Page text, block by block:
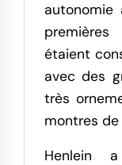
autonomie
étaient
avec des
très
montres
Henlein